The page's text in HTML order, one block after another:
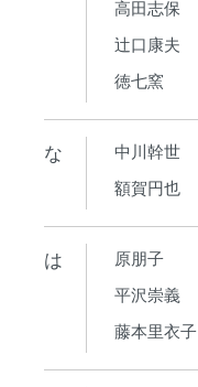
高田志保
辻口康夫
徳七窯
な 中川幹世
額賀円也
は 原朋子
平沢崇義
藤本里衣子